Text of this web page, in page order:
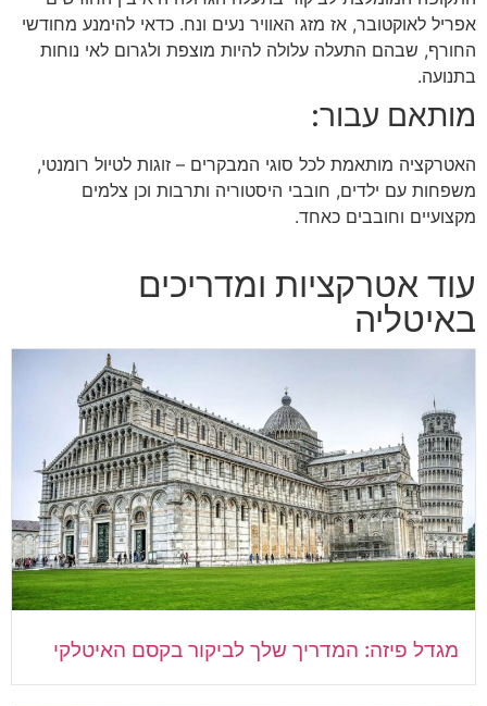
אפריל לאוקטובר, אז מזג האוויר נעים ונח. כדאי להימנע מחודשי
החורף, שבהם התעלה עלולה להיות מוצפת ולגרום לאי נוחות
בתנועה.
מותאם עבור:
האטרקציה מותאמת לכל סוגי המבקרים – זוגות לטיול רומנטי,
משפחות עם ילדים, חובבי היסטוריה ותרבות וכן צלמים
מקצועיים וחובבים כאחד.
עוד אטרקציות ומדריכים
באיטליה
מגדל פיזה: המדריך שלך לביקור בקסם האיטלקי